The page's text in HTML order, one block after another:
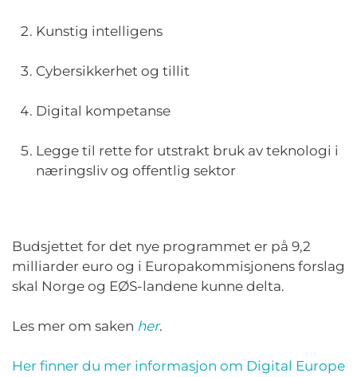
Kunstig intelligens
Cybersikkerhet og tillit
Digital kompetanse
Legge til rette for utstrakt bruk av teknologi i
næringsliv og offentlig sektor
Budsjettet for det nye programmet er på 9,2
milliarder euro og i Europakommisjonens forslag
skal Norge og EØS-landene kunne delta.
Les mer om saken her.
Her finner du mer informasjon om Digital Europe